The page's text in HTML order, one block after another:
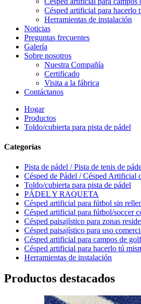
Césped artificial para hacerlo
Herramientas de instalación
Noticias
Preguntas frecuentes
Galería
Sobre nosotros
Nuestra Compañía
Certificado
Visita a la fábrica
Contáctanos
Hogar
Productos
Toldo/cubierta para pista de pádel
Categorías
Pista de pádel / Pista de tenis de
Césped de Pádel / Césped Artificial
Toldo/cubierta para pista de pádel
PÁDEL Y RAQUETA
Césped artificial para fútbol sin
Césped artificial para fútbol/soccer
Césped paisajístico para zonas
Césped paisajístico para uso
Césped artificial para campos de golf
Césped artificial para hacerlo tú
Herramientas de instalación
Productos destacados